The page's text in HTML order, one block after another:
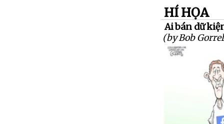
HÍ HỌA
Ai bán dữ
(by Bob